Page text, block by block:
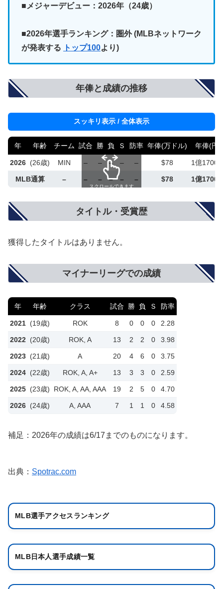
■メジャーデビュー：2026年（24歳）
■2026年選手ランキング：圏外 (MLBネットワーク
が発表する
トップ100より)
年俸と成績の推移
スッキリ表示 / 全体表示
年 年齢 チーム 試合 勝 負 Ｓ 防率 年俸(万ドル) 年俸(円)
2026 (26歳) MIN – – – – – $78 1億1700
MLB通算 – – – – – – $78 1億1700
スクロールできます
タイトル・受賞歴
獲得したタイトルはありません。
マイナーリーグでの成績
年 年齢 クラス 試合 勝 負 Ｓ 防率
2021 (19歳) ROK 8 0 0 0 2.28
2022 (20歳) ROK, A 13 2 2 0 3.98
2023 (21歳) A 20 4 6 0 3.75
2024 (22歳) ROK, A, A+ 13 3 3 0 2.59
2025 (23歳) ROK, A, AA, AAA 19 2 5 0 4.70
2026 (24歳) A, AAA 7 1 1 0 4.58
補足：2026年の成績は6/17までのものになります。
出典： Spotrac.com
MLB選手アクセスランキング
MLB日本人選手成績一覧